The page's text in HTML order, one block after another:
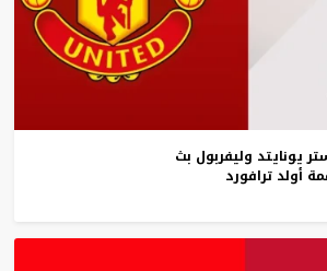
يونايتد وليفربول بث
أولد ترافورد